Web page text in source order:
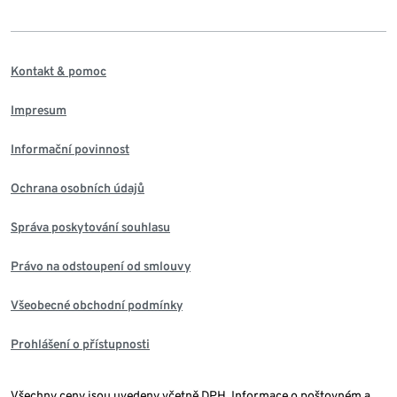
Kontakt & pomoc
Impresum
Informační povinnost
Ochrana osobních údajů
Správa poskytování souhlasu
Právo na odstoupení od smlouvy
Všeobecné obchodní podmínky
Prohlášení o přístupnosti